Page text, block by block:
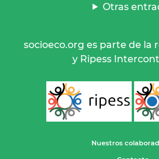
Otras
socioeco.org es parte de la
y Ripess
Nuestros